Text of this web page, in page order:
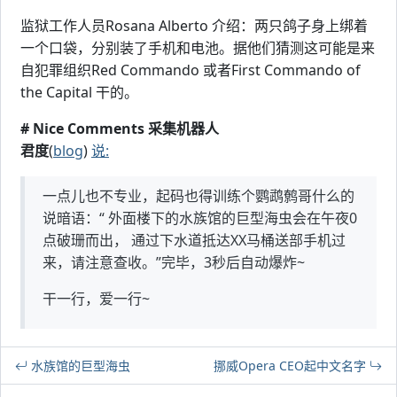
监狱工作人员Rosana Alberto 介绍：两只鸽子身上绑着
一个口袋，分别装了手机和电池。据他们猜测这可能是来
自犯罪组织Red Commando 或者First Commando of
the Capital 干的。
# Nice Comments 采集机器人
君度(blog)说:
一点儿也不专业，起码也得训练个鹦鹉鹩哥什么的
说暗语：“ 外面楼下的水族馆的巨型海虫会在午夜0
点破珊而出， 通过下水道抵达XX马桶送部手机过
来，请注意查收。”完毕，3秒后自动爆炸~
干一行，爱一行~
水族馆的巨型海虫 挪威Opera CEO起中文名字